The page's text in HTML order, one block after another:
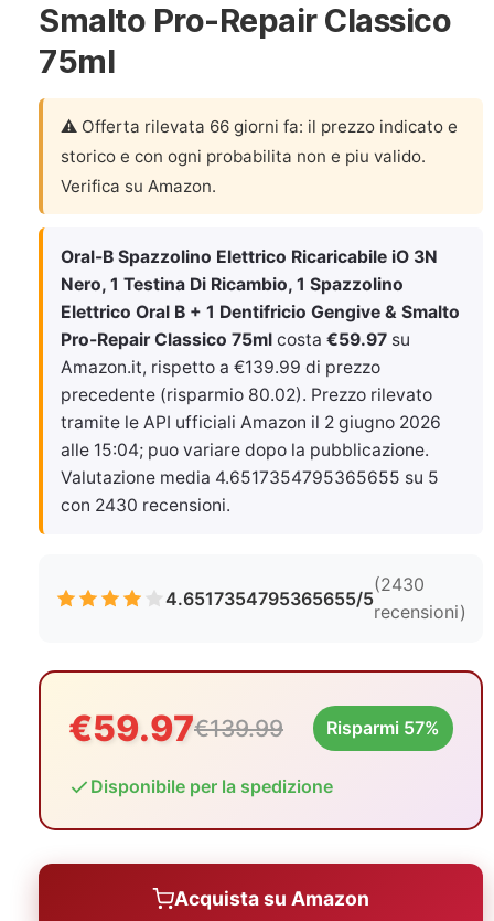
Smalto Pro-Repair Classico
75ml
⚠️ Offerta rilevata 66 giorni fa: il prezzo indicato e
storico e con ogni probabilita non e piu valido.
Verifica su Amazon.
Oral-B Spazzolino Elettrico Ricaricabile iO 3N
Nero, 1 Testina Di Ricambio, 1 Spazzolino
Elettrico Oral B + 1 Dentifricio Gengive & Smalto
Pro-Repair Classico 75ml costa €59.97 su
Amazon.it, rispetto a €139.99 di prezzo
precedente (risparmio 80.02). Prezzo rilevato
tramite le API ufficiali Amazon il 2 giugno 2026
alle 15:04; puo variare dopo la pubblicazione.
Valutazione media 4.6517354795365655 su 5
con 2430 recensioni.
4.6517354795365655/5
(2430
recensioni)
€59.97€139.99 Risparmi 57%
Disponibile per la spedizione
Acquista su Amazon